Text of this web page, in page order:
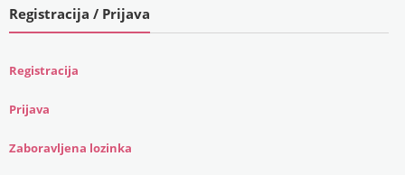
Registracija / Prijava
Registracija
Prijava
Zaboravljena lozinka